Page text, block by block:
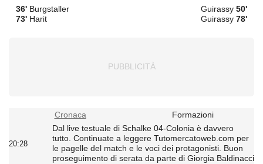
36' Burgstaller
73' Harit
Guirassy 50'
Guirassy 78'
Cronaca Formazioni
20:28
Dal live testuale di Schalke 04-Colonia è davvero
tutto. Continuate a leggere Tutomercatoweb.com per
le pagelle del match e le voci dei protagonisti. Buon
proseguimento di serata da parte di Giorgia Baldinacci